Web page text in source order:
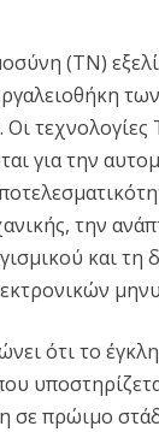
(ΤΝ)
τεχνολογίες
για την
την
και τη
ότι το
σε πρώιμο